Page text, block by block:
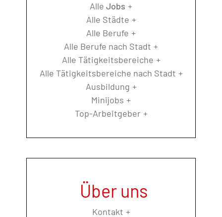
Alle Jobs
Alle Städte
Alle Berufe
Alle Berufe nach Stadt
Alle Tätigkeitsbereiche
Alle Tätigkeitsbereiche nach Stadt
Ausbildung
Minijobs
Top-Arbeitgeber
Über uns
Kontakt